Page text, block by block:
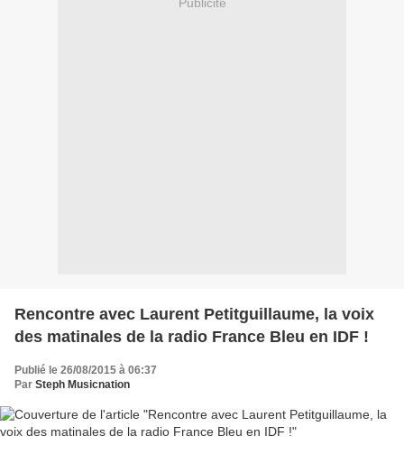
Rencontre avec Laurent Petitguillaume, la voix
des matinales de la radio France Bleu en IDF !
Publié le 26/08/2015 à 06:37
Par Steph Musicnation